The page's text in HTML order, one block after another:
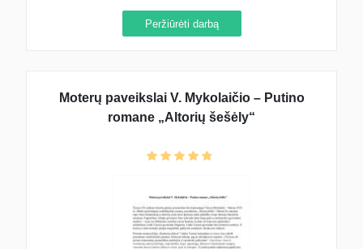
Peržiūrėti darbą
Moterų paveikslai V. Mykolaičio – Putino
romane „Altorių šešėly“